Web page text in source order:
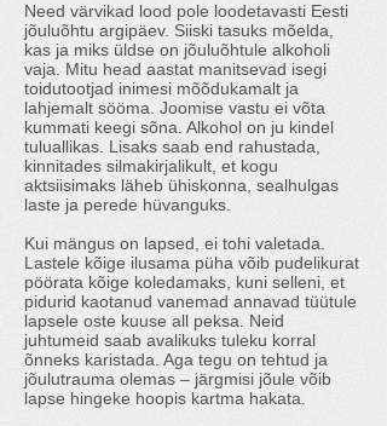
Need värvikad lood pole loodetavasti Eesti
jõuluõhtu argipäev. Siiski tasuks mõelda,
kas ja miks üldse on jõuluõhtule alkoholi
vaja. Mitu head aastat manitsevad isegi
toidutootjad inimesi mõõdukamalt ja
lahjemalt sööma. Joomise vastu ei võta
kummati keegi sõna. Alkohol on ju kindel
tuluallikas. Lisaks saab end rahustada,
kinnitades silmakirjalikult, et kogu
aktsiisimaks läheb ühiskonna, sealhulgas
laste ja perede hüvanguks.
Kui mängus on lapsed, ei tohi valetada.
Lastele kõige ilusama püha võib pudelikurat
pöörata kõige koledamaks, kuni selleni, et
pidurid kaotanud vanemad annavad tüütule
lapsele oste kuuse all peksa. Neid
juhtumeid saab avalikuks tuleku korral
õnneks karistada. Aga tegu on tehtud ja
jõulutrauma olemas – järgmisi jõule võib
lapse hingeke hoopis kartma hakata.